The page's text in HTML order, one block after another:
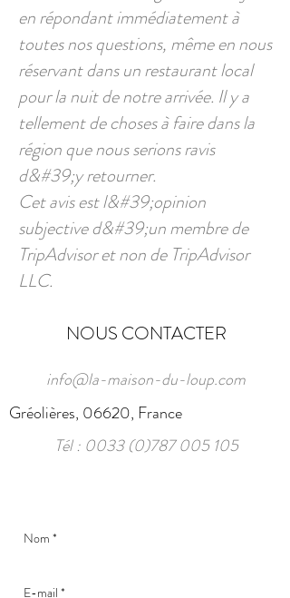
en répondant immédiatement à
toutes nos questions, même en nous
réservant dans un restaurant local
pour la nuit de notre arrivée. Il y a
tellement de choses à faire dans la
région que nous serions ravis
d&#39;y retourner.
Cet avis est l&#39;opinion
subjective d&#39;un membre de
TripAdvisor et non de TripAdvisor
LLC.
NOUS CONTACTER
info@la-maison-du-loup.com
Gréolières, 06620, France
Tél : 0033 (0)787 005 105